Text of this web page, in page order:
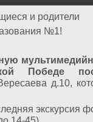
и родители
№1!
Победе
д.10,
экскурсия